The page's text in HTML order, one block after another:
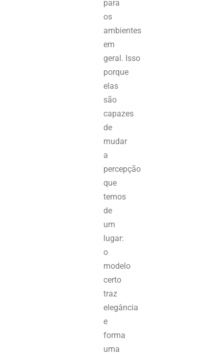
para
os
ambientes
em
geral. Isso
porque
elas
são
capazes
de
mudar
a
percepção
que
temos
de
um
lugar:
o
modelo
certo
traz
elegância
e
forma
uma